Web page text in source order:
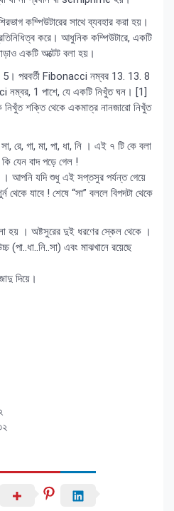
কম্পিউটারের সাথে ব্যবহার করা হয়।
করে। আধুনিক কম্পিউটারে, একটি
একটি অক্টেট বলা হয়।
পরবর্তী Fibonacci নম্বর 13. 13. 8
1 পাশে, যে একটি নিখুঁত ঘন। [1]
শক্তি থেকে একমাত্র নানজারো নিখুঁত
রে, গা, মা, পা, ধা, নি । এই ৭ টি কে বলা
যেন বাদ পড়ে গেল !
। আপনি যদি শুধু এই সপ্তসুর পর্যন্ত গেয়ে
যাবে ! শেষে “সা” বললে বিপদটা থেকে
হয় । অষ্টসুরের দুই ধরণের স্কেল থেকে ।
(পা..ধা..নি..সা) এবং মাঝখানে রয়েছে
দিয়ে।